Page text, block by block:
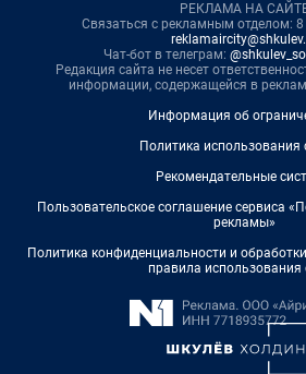
РЕКЛАМА НА
Связаться с рекламным отделом: 8
Чат-бот в телеграм:
Редакция сайта не несет
информации, содержащейся в
Информация об
Политика использования
Рекомендательные
Пользовательское соглашение сервиса
рекламы»
Политика конфиденциальности и
правила использования